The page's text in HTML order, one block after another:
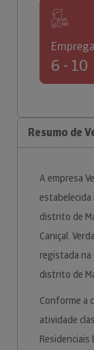
6 - 10
Resumo de
A empresa
estabelecida
distrito de
Caniçal.
registada na
distrito de
Conforme a
atividade
Residenciais